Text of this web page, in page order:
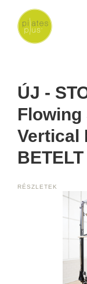
ÚJ -
Flowing
Vertical
BETELT
RÉSZLETEK